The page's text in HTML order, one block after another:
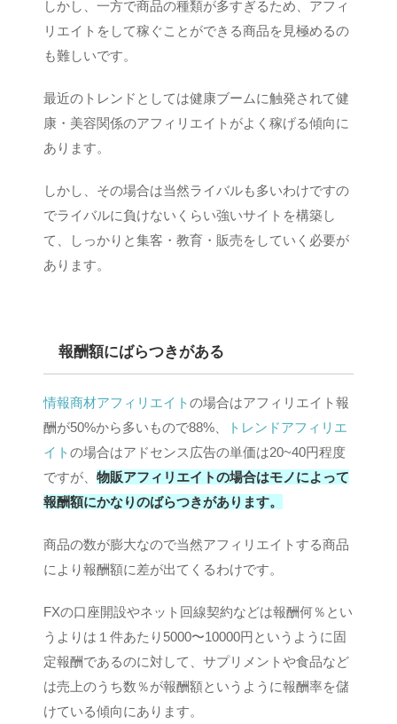
しかし、一方で商品の種類が多すぎるため、アフィ
リエイトをして稼ぐことができる商品を見極めるの
も難しいです。
最近のトレンドとしては健康ブームに触発されて健
康・美容関係のアフィリエイトがよく稼げる傾向に
あります。
しかし、その場合は当然ライバルも多いわけですの
でライバルに負けないくらい強いサイトを構築し
て、しっかりと集客・教育・販売をしていく必要が
あります。
報酬額にばらつきがある
情報商材アフィリエイトの場合はアフィリエイト報
酬が50%から多いもので88%、
トレンドアフィリエ
イトの場合はアドセンス広告の単価は20~40円程度
ですが、 物販アフィリエイトの場合はモノによって
報酬額にかなりのばらつきがあります。
商品の数が膨大なので当然アフィリエイトする商品
により報酬額に差が出てくるわけです。
FXの口座開設やネット回線契約などは報酬何％とい
うよりは１件あたり5000〜10000円というように固
定報酬であるのに対して、サプリメントや食品など
は売上のうち数％が報酬額というように報酬率を儲
けている傾向にあります。